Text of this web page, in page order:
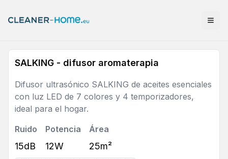
SALKING - difusor aromaterapia
Difusor ultrasónico SALKING de aceites esenciales
con luz LED de 7 colores y 4 temporizadores,
ideal para el hogar.
Ruido
15dB
Potencia
12W
Área
25m²